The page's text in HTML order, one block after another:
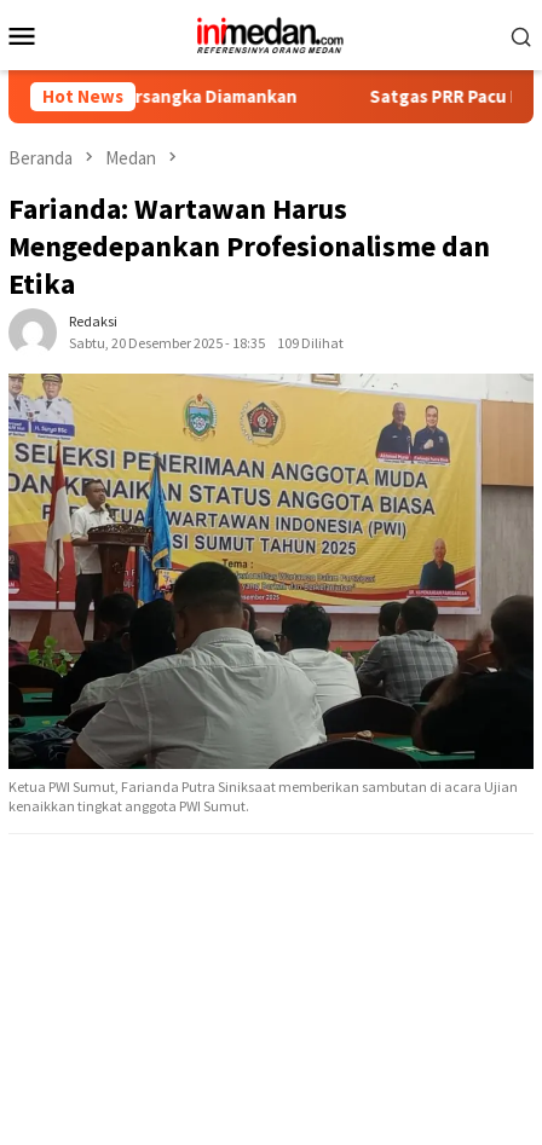
ke
Mobile
Hot NewsDiamankan Satgas PRR Pacu Realisasi
Beranda Medan
Farianda: Wartawan Harus
Mengedepankan Profesionalisme dan
Etika
Redaksi
Sabtu, 20 Desember 2025 - 18:35
109 Dilihat
Ketua PWI Sumut, Farianda Putra Siniksaat memberikan sambutan di acara Ujian
kenaikkan tingkat anggota PWI Sumut.